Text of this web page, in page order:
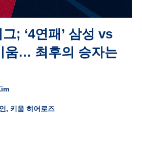
; ‘4연패’ 삼성 vs
움… 최후의 승자는
, 키움 히어로즈